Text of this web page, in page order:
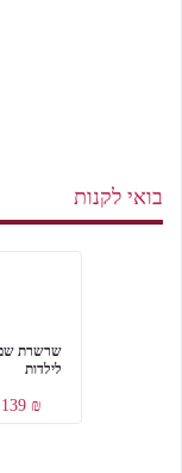
בואי לקנות
שרשרת
לילדות
₪ 139